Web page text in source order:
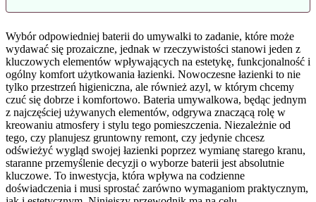
Wybór odpowiedniej baterii do umywalki to zadanie, które może
wydawać się prozaiczne, jednak w rzeczywistości stanowi jeden z
kluczowych elementów wpływających na estetykę, funkcjonalność i
ogólny komfort użytkowania łazienki. Nowoczesne łazienki to nie
tylko przestrzeń higieniczna, ale również azyl, w którym chcemy
czuć się dobrze i komfortowo. Bateria umywalkowa, będąc jednym
z najczęściej używanych elementów, odgrywa znaczącą rolę w
kreowaniu atmosfery i stylu tego pomieszczenia. Niezależnie od
tego, czy planujesz gruntowny remont, czy jedynie chcesz
odświeżyć wygląd swojej łazienki poprzez wymianę starego kranu,
staranne przemyślenie decyzji o wyborze baterii jest absolutnie
kluczowe. To inwestycja, która wpływa na codzienne
doświadczenia i musi sprostać zarówno wymaganiom praktycznym,